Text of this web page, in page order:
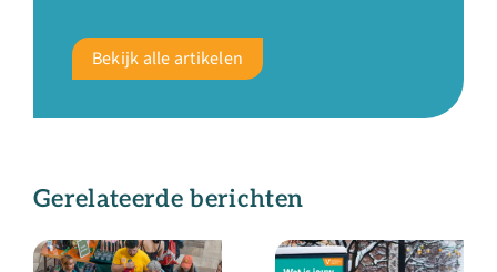
Bekijk alle artikelen
Gerelateerde berichten